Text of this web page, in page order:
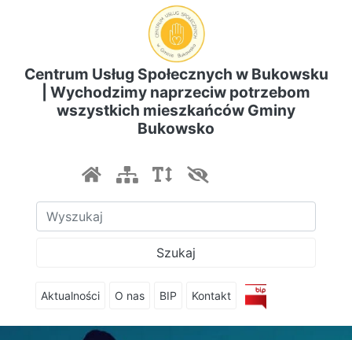
Centrum Usług Społecznych w Bukowsku
| Wychodzimy naprzeciw potrzebom
wszystkich mieszkańców Gminy
Bukowsko
Szukaj
Aktualności O nas BIP Kontakt